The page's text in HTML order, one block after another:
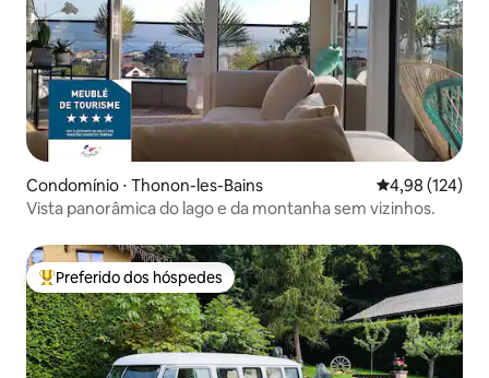
Condomínio ⋅ Thonon-les-Bains 4,98 de uma
4,98 (124)
Vista panorâmica do lago e da montanha sem vizinhos.
Entre os melhores preferidos dos hóspedes
Preferido dos hóspedes